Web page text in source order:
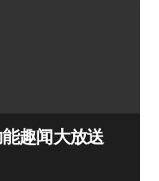
趣闻大放送